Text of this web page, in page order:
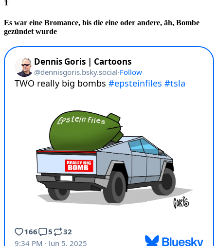
Es war eine Bromance, bis die eine oder andere, äh, Bombe
gezündet wurde